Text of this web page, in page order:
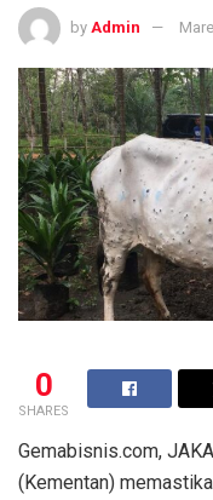
by Admin
0
SHARES
Gemabisnis.com,
(Kementan)